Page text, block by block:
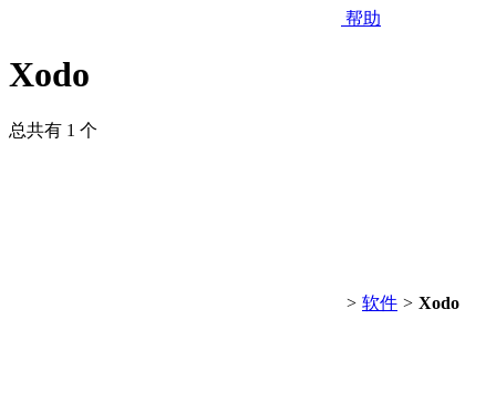
帮助
Xodo
总共有 1 个
> 软件 > Xodo